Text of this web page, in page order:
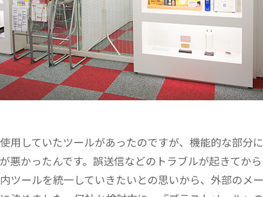
用していたツールがあったのですが、機能的な部分
悪かったんです。誤送信などのトラブルが起きてか
ツールを統一していきたいとの思いから、外部のメ